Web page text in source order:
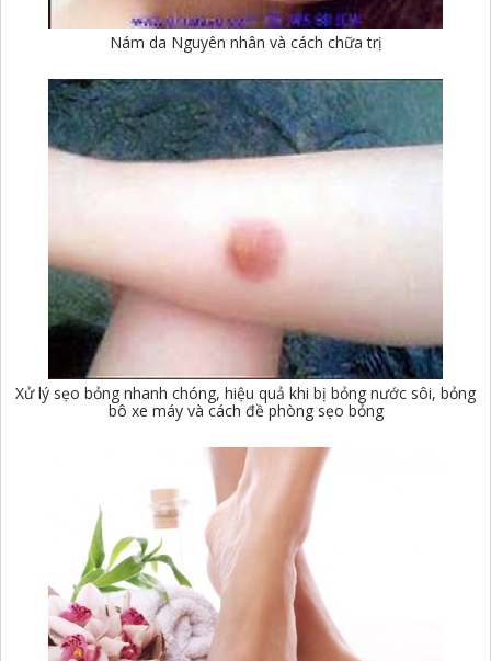
Nám da Nguyên nhân và cách chữa trị
Xử lý sẹo bỏng nhanh chóng, hiệu quả khi bị bỏng nước sôi, bỏng
bô xe máy và cách đề phòng sẹo bỏng